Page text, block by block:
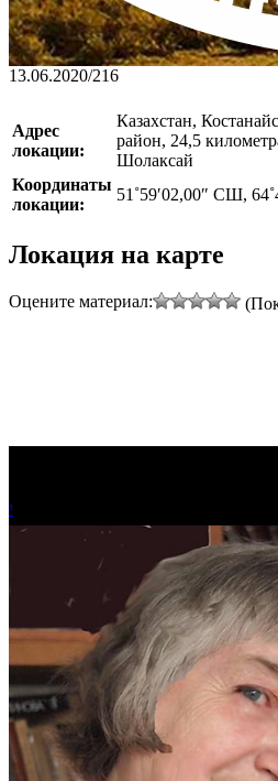
13.06.2020/216
Адрес
локации:
Казахстан,
район, 24,5
Шолаксай
Координаты
локации:
51˚59′02,00″ СШ,
Локация на карте
Оцените материал:
!